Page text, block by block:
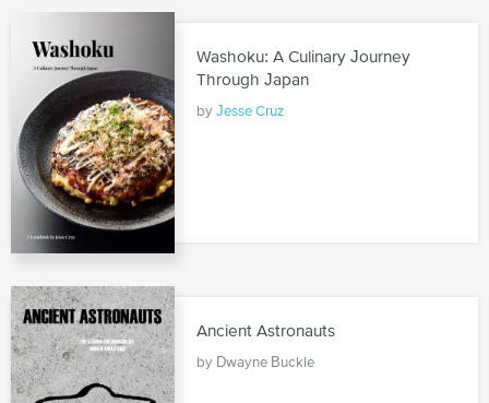
Washoku: A Culinary Journey
Through Japan
by Jesse Cruz
Ancient Astronauts
by Dwayne Buckle